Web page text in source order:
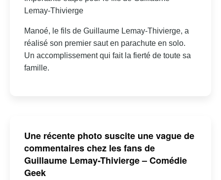
Lemay-Thivierge
Manoé, le fils de Guillaume Lemay-Thivierge, a
réalisé son premier saut en parachute en solo.
Un accomplissement qui fait la fierté de toute sa
famille.
Une récente photo suscite une vague de
commentaires chez les fans de
Guillaume Lemay-Thivierge – Comédie
Geek